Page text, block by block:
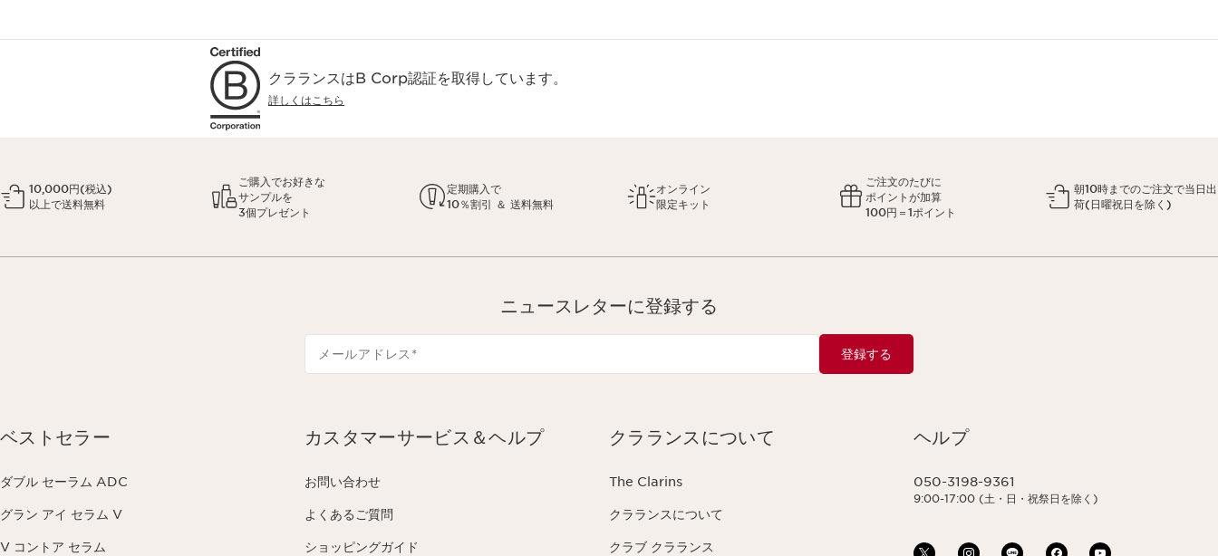
クラランスはB Corp認証を取得しています。
詳しくはこちら
10,000円(税込)
以上で送料無料
ご購入でお好きな
サンプルを
3個プレゼント
定期購入で
10％割引 ＆ 送料無料
オンライン
限定キット
ご注文のたびに
ポイントが加算
100円＝1ポイント
朝10時までのご注文で当日出
荷(日曜祝日を除く)
ニュースレターに登録する
メールアドレス * 登録する
ベストセラー
ダブル セーラム ADC
グラン アイ セラム V
V コントア セラム
カスタマーサービス＆ヘルプ
お問い合わせ
よくあるご質問
ショッピングガイド
クラランスについて
The Clarins
クラランスについて
クラブ クラランス
ヘルプ
050-3198-9361
9:00-17:00 (土・日・祝祭日を除く)